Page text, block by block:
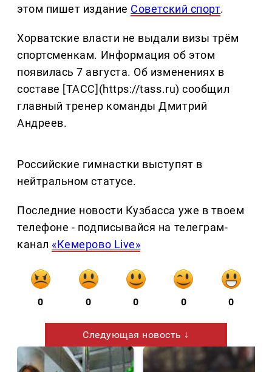
этом пишет издание Советский спорт.
Хорватские власти не выдали визы трём
спортсменкам. Информация об этом
появилась 7 августа. Об изменениях в
составе [ТАСС](https://tass.ru) сообщил
главный тренер команды Дмитрий
Андреев.
Российские гимнастки выступят в
нейтральном статусе.
Последние новости Кузбасса уже в твоем
телефоне - подписывайся на телеграм-
канал «Кемерово Live»
0 0 0 0 0
Следующая новость ↓